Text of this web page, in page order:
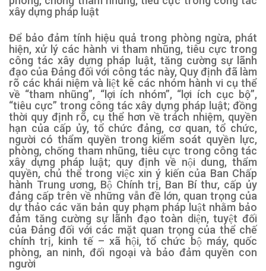
xây dựng pháp luật
Để bảo đảm tính hiệu quả trong phòng ngừa, phát
hiện, xử lý các hành vi tham nhũng, tiêu cực trong
công tác xây dựng pháp luật, tăng cường sự lãnh
đạo của Đảng đối với công tác này, Quy định đã làm
rõ các khái niệm và liệt kê các nhóm hành vi cụ thể
về “tham nhũng”, “lợi ích nhóm”, “lợi ích cục bộ”,
“tiêu cực” trong công tác xây dựng pháp luật; đồng
thời quy định rõ, cụ thể hơn về trách nhiệm, quyền
hạn của cấp ủy, tổ chức đảng, cơ quan, tổ chức,
người có thẩm quyền trong kiểm soát quyền lực,
phòng, chống tham nhũng, tiêu cực trong công tác
xây dựng pháp luật; quy định về nội dung, thẩm
quyền, chủ thể trong việc xin ý kiến của Ban Chấp
hành Trung ương, Bộ Chính trị, Ban Bí thư, cấp ủy
đảng cấp trên về những vẫn đề lớn, quan trọng của
dự thảo các văn bản quy phạm pháp luật nhằm bảo
đảm tăng cường sự lãnh đạo toàn diện, tuyệt đối
của Đảng đối với các mặt quan trọng của thể chế
chính trị, kinh tế – xã hội, tổ chức bộ máy, quốc
phòng, an ninh, đối ngoại và bảo đảm quyền con
người